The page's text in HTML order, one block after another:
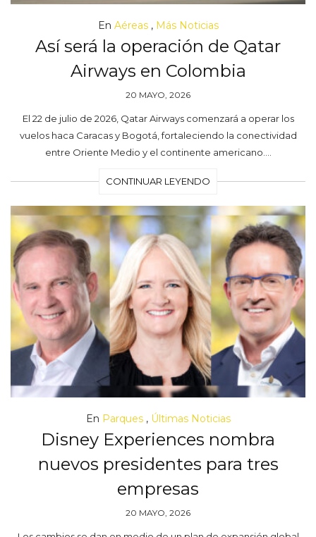
En Aéreas, Más Noticias
Así será la operación de Qatar
Airways en Colombia
20 MAYO, 2026
El 22 de julio de 2026, Qatar Airways comenzará a operar los
vuelos haca Caracas y Bogotá, fortaleciendo la conectividad
entre Oriente Medio y el continente americano.…
CONTINUAR LEYENDO
En Parques, Últimas Noticias
Disney Experiences nombra
nuevos presidentes para tres
empresas
20 MAYO, 2026